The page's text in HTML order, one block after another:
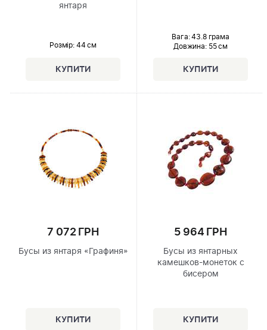
янтаря
Розмір: 44 см
Вага: 43.8 грама
Довжина:55 см
7 072 ГРН
Бусы из янтаря «Графиня»
5 964 ГРН
Бусы из янтарных
камешков-монеток с
бисером